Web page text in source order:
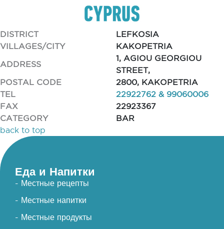
DISTRICT
LEFKOSIA
VILLAGES/CITY
KAKOPETRIA
ADDRESS
1, AGIOU GEORGIOU
STREET,
POSTAL CODE
2800, KAKOPETRIA
TEL
22922762 & 99060006
FAX
22923367
CATEGORY
BAR
back to top
Еда и Напитки
- Местные рецепты
- Местные напитки
- Местные продукты